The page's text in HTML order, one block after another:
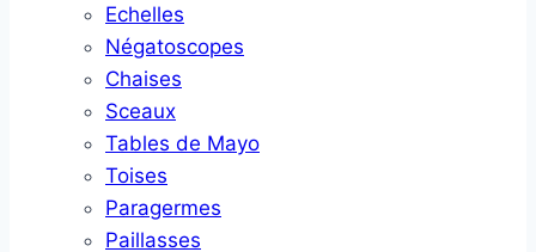
Echelles
Négatoscopes
Chaises
Sceaux
Tables de Mayo
Toises
Paragermes
Paillasses